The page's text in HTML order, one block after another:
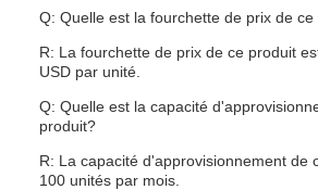
Q: Quelle est la fourchette de prix de ce
R: La fourchette de prix de ce produit
USD par unité.
Q: Quelle est la capacité
produit?
R: La capacité d'approvisionnement de
100 unités par mois.